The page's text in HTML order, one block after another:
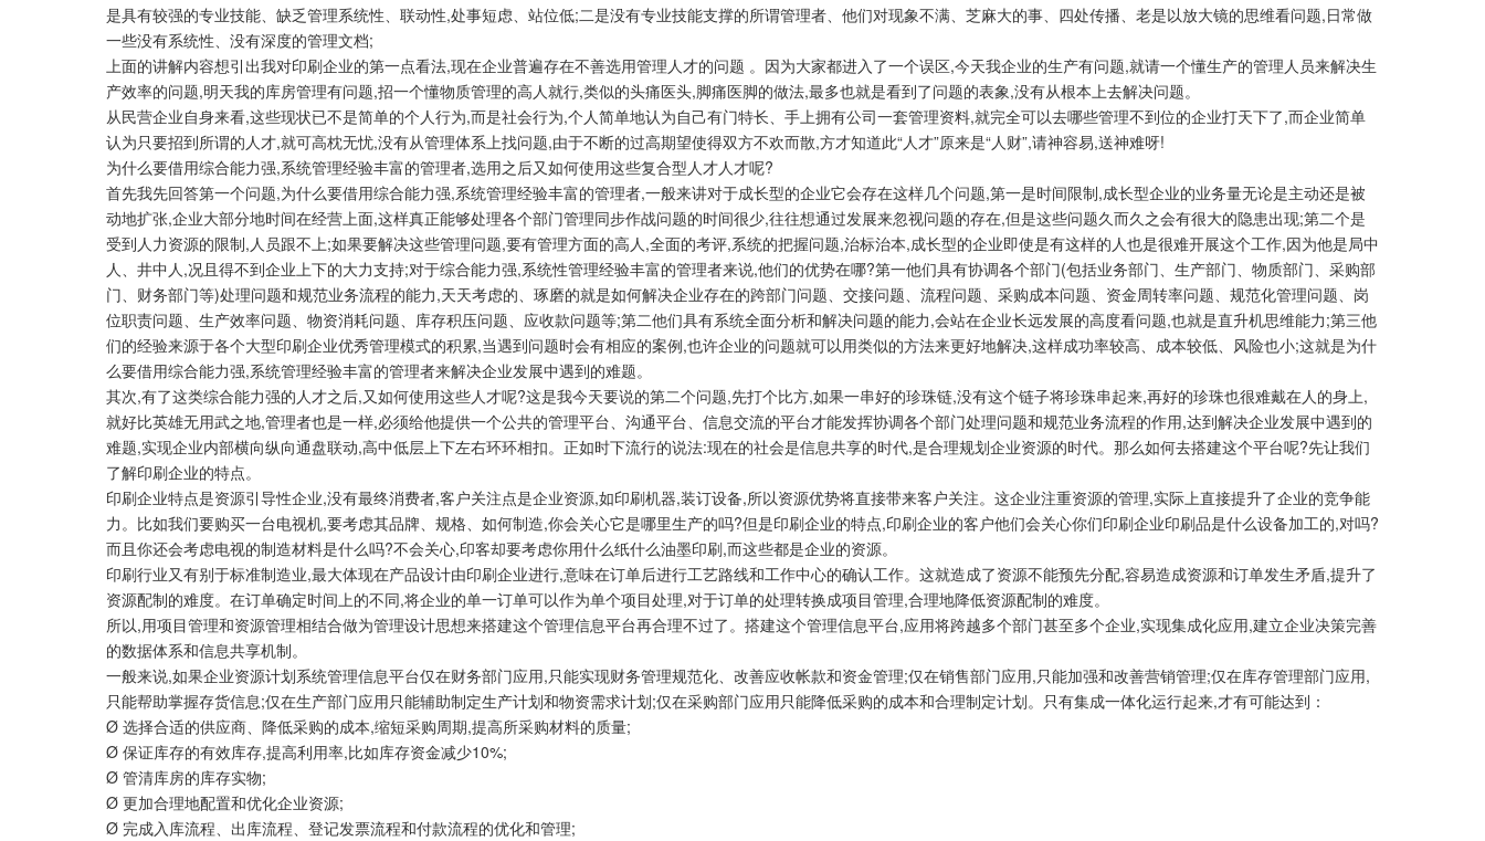
是具有较强的专业技能、缺乏管理系统性、联动性,处事短虑、站位低;二是没有专业技能支撑的所谓管理者、他们对现象不满、芝麻大的事、四处传播、老是以放大镜的思维看问题,日常做
一些没有系统性、没有深度的管理文档;
上面的讲解内容想引出我对印刷企业的第一点看法,现在企业普遍存在不善选用管理人才的问题 。因为大家都进入了一个误区,今天我企业的生产有问题,就请一个懂生产的管理人员来解决生
产效率的问题,明天我的库房管理有问题,招一个懂物质管理的高人就行,类似的头痛医头,脚痛医脚的做法,最多也就是看到了问题的表象,没有从根本上去解决问题。
从民营企业自身来看,这些现状已不是简单的个人行为,而是社会行为,个人简单地认为自己有门特长、手上拥有公司一套管理资料,就完全可以去哪些管理不到位的企业打天下了,而企业简单
认为只要招到所谓的人才,就可高枕无忧,没有从管理体系上找问题,由于不断的过高期望使得双方不欢而散,方才知道此“人才”原来是“人财”,请神容易,送神难呀!
为什么要借用综合能力强,系统管理经验丰富的管理者,选用之后又如何使用这些复合型人才人才呢?
首先我先回答第一个问题,为什么要借用综合能力强,系统管理经验丰富的管理者,一般来讲对于成长型的企业它会存在这样几个问题,第一是时间限制,成长型企业的业务量无论是主动还是被
动地扩张,企业大部分地时间在经营上面,这样真正能够处理各个部门管理同步作战问题的时间很少,往往想通过发展来忽视问题的存在,但是这些问题久而久之会有很大的隐患出现;第二个是
受到人力资源的限制,人员跟不上;如果要解决这些管理问题,要有管理方面的高人,全面的考评,系统的把握问题,治标治本,成长型的企业即使是有这样的人也是很难开展这个工作,因为他是局中
人、井中人,况且得不到企业上下的大力支持;对于综合能力强,系统性管理经验丰富的管理者来说,他们的优势在哪?第一他们具有协调各个部门(包括业务部门、生产部门、物质部门、采购部
门、财务部门等)处理问题和规范业务流程的能力,天天考虑的、琢磨的就是如何解决企业存在的跨部门问题、交接问题、流程问题、采购成本问题、资金周转率问题、规范化管理问题、岗
位职责问题、生产效率问题、物资消耗问题、库存积压问题、应收款问题等;第二他们具有系统全面分析和解决问题的能力,会站在企业长远发展的高度看问题,也就是直升机思维能力;第三他
们的经验来源于各个大型印刷企业优秀管理模式的积累,当遇到问题时会有相应的案例,也许企业的问题就可以用类似的方法来更好地解决,这样成功率较高、成本较低、风险也小;这就是为什
么要借用综合能力强,系统管理经验丰富的管理者来解决企业发展中遇到的难题。
其次,有了这类综合能力强的人才之后,又如何使用这些人才呢?这是我今天要说的第二个问题,先打个比方,如果一串好的珍珠链,没有这个链子将珍珠串起来,再好的珍珠也很难戴在人的身上,
就好比英雄无用武之地,管理者也是一样,必须给他提供一个公共的管理平台、沟通平台、信息交流的平台才能发挥协调各个部门处理问题和规范业务流程的作用,达到解决企业发展中遇到的
难题,实现企业内部横向纵向通盘联动,高中低层上下左右环环相扣。正如时下流行的说法:现在的社会是信息共享的时代,是合理规划企业资源的时代。那么如何去搭建这个平台呢?先让我们
了解印刷企业的特点。
印刷企业特点是资源引导性企业,没有最终消费者,客户关注点是企业资源,如印刷机器,装订设备,所以资源优势将直接带来客户关注。这企业注重资源的管理,实际上直接提升了企业的竞争能
力。比如我们要购买一台电视机,要考虑其品牌、规格、如何制造,你会关心它是哪里生产的吗?但是印刷企业的特点,印刷企业的客户他们会关心你们印刷企业印刷品是什么设备加工的,对吗?
而且你还会考虑电视的制造材料是什么吗?不会关心,印客却要考虑你用什么纸什么油墨印刷,而这些都是企业的资源。
印刷行业又有别于标准制造业,最大体现在产品设计由印刷企业进行,意味在订单后进行工艺路线和工作中心的确认工作。这就造成了资源不能预先分配,容易造成资源和订单发生矛盾,提升了
资源配制的难度。在订单确定时间上的不同,将企业的单一订单可以作为单个项目处理,对于订单的处理转换成项目管理,合理地降低资源配制的难度。
所以,用项目管理和资源管理相结合做为管理设计思想来搭建这个管理信息平台再合理不过了。搭建这个管理信息平台,应用将跨越多个部门甚至多个企业,实现集成化应用,建立企业决策完善
的数据体系和信息共享机制。
一般来说,如果企业资源计划系统管理信息平台仅在财务部门应用,只能实现财务管理规范化、改善应收帐款和资金管理;仅在销售部门应用,只能加强和改善营销管理;仅在库存管理部门应用,
只能帮助掌握存货信息;仅在生产部门应用只能辅助制定生产计划和物资需求计划;仅在采购部门应用只能降低采购的成本和合理制定计划。只有集成一体化运行起来,才有可能达到：
Ø 选择合适的供应商、降低采购的成本,缩短采购周期,提高所采购材料的质量;
Ø 保证库存的有效库存,提高利用率,比如库存资金减少10%;
Ø 管清库房的库存实物;
Ø 更加合理地配置和优化企业资源;
Ø 完成入库流程、出库流程、登记发票流程和付款流程的优化和管理;